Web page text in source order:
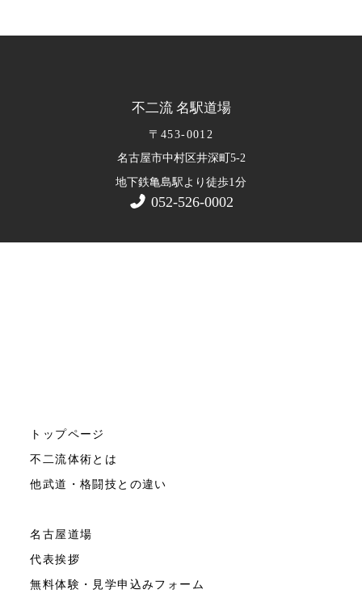
不二流 名駅道場
〒453-0012
名古屋市中村区井深町5-2
地下鉄亀島駅より徒歩1 分
052-526-0002
トップページ
不二流体術とは
他武道・格闘技との違い
名古屋道場
代表挨拶
無料体験・見学申込みフォーム